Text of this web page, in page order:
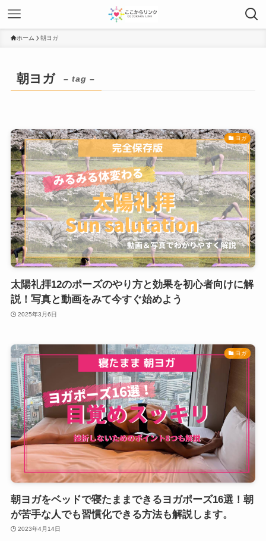
ホーム 朝ヨガ
朝ヨガ – tag –
ヨガ
太陽礼拝12のポーズのやり方と効果を初心者向けに解
説！写真と動画をみて今すぐ始めよう
2025年3月6日
ヨガ
朝ヨガをベッドで寝たままできるヨガポーズ16選！朝
が苦手な人でも習慣化できる方法も解説します。
2023年4月14日